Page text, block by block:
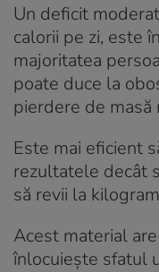
Un deficit
calorii pe zi, este
majoritatea
poate duce la
pierdere de masă
Este mai eficient
rezultatele decât
să revii la
Acest material
înlocuiește sfatul